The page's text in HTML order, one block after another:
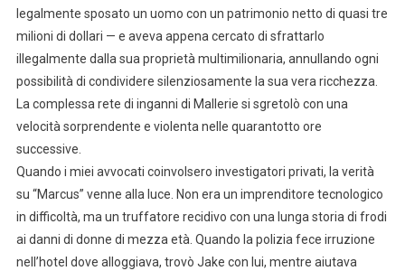
legalmente sposato un uomo con un patrimonio netto di quasi tre
milioni di dollari — e aveva appena cercato di sfrattarlo
illegalmente dalla sua proprietà multimilionaria, annullando ogni
possibilità di condividere silenziosamente la sua vera ricchezza.
La complessa rete di inganni di Mallerie si sgretolò con una
velocità sorprendente e violenta nelle quarantotto ore
successive.
Quando i miei avvocati coinvolsero investigatori privati, la verità
su “Marcus” venne alla luce. Non era un imprenditore tecnologico
in difficoltà, ma un truffatore recidivo con una lunga storia di frodi
ai danni di donne di mezza età. Quando la polizia fece irruzione
nell’hotel dove alloggiava, trovò Jake con lui, mentre aiutava